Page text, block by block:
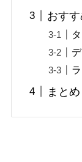
おす
まとめ